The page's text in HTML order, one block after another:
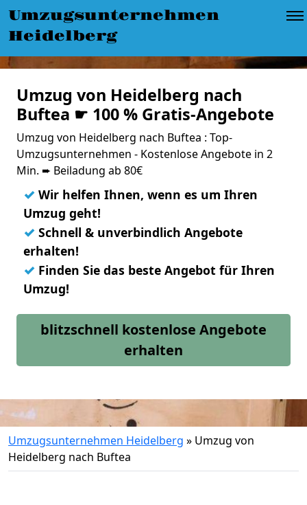
Umzugsunternehmen
Heidelberg
Umzug von Heidelberg nach
Buftea ☛ 100 % Gratis-Angebote
Umzug von Heidelberg nach Buftea : Top-
Umzugsunternehmen - Kostenlose Angebote in 2
Min. ➨ Beiladung ab 80€
✓ Wir helfen Ihnen, wenn es um Ihren
Umzug geht!
✓ Schnell & unverbindlich Angebote
erhalten!
✓ Finden Sie das beste Angebot für Ihren
Umzug!
blitzschnell kostenlose Angebote
erhalten
Umzugsunternehmen Heidelberg » Umzug von
Heidelberg nach Buftea